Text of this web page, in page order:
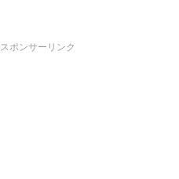
スポンサーリンク